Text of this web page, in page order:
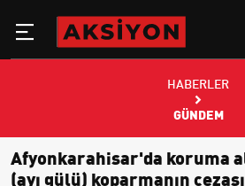
HABERLER
GÜNDEM
Afyonkarahisar'da koruma
(ayı gülü) koparmanın